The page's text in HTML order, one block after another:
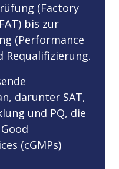
(Factory
bis zur
(Performance
Requalifizierung.
darunter SAT,
und PQ, die
(cGMPs)